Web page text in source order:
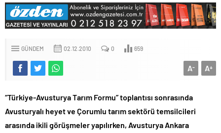
GÜNDEM 02.12.2010 0 659
A+
A-
“Türkiye-Avusturya Tarım Formu” toplantısı sonrasında
Avusturyalı heyet ve Çorumlu tarım sektörü temsilcileri
arasında ikili görüşmeler yapılırken, Avusturya Ankara